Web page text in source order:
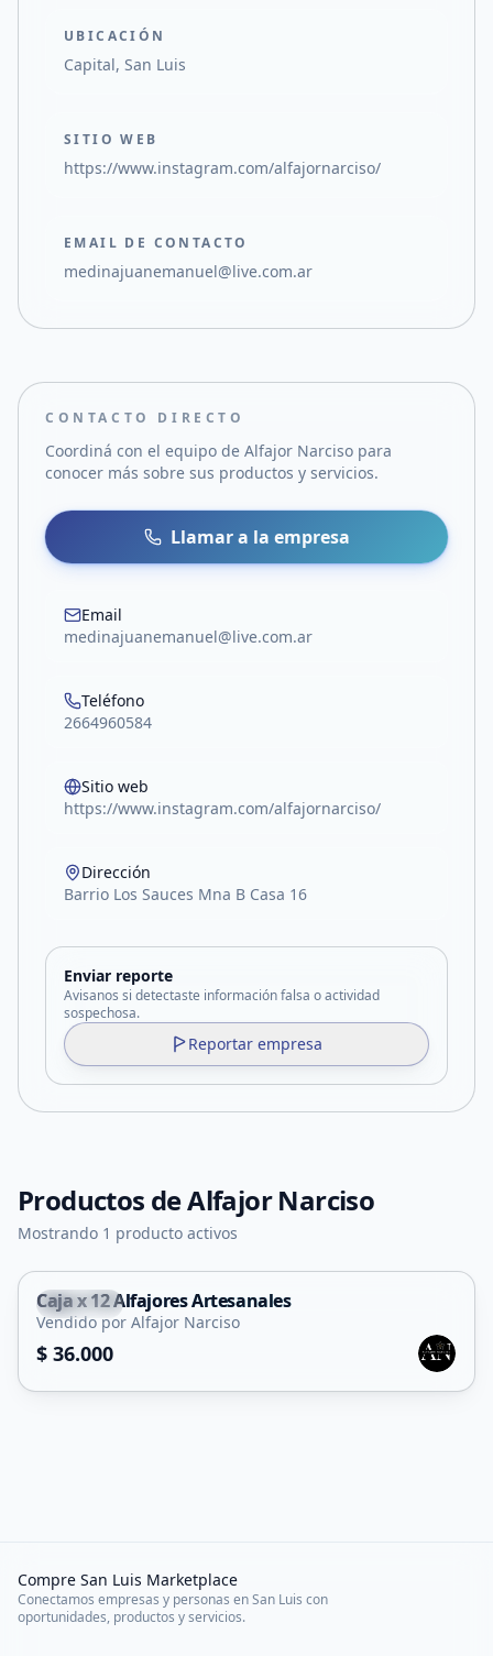
UBICACIÓN
Capital, San Luis
SITIO WEB
https://www.instagram.com/alfajornarciso/
EMAIL DE CONTACTO
medinajuanemanuel@live.com.ar
CONTACTO DIRECTO
Coordiná con el equipo de Alfajor Narciso para
conocer más sobre sus productos y servicios.
Llamar a la empresa
Email
medinajuanemanuel@live.com.ar
Teléfono
2664960584
Sitio web
https://www.instagram.com/alfajornarciso/
Dirección
Barrio Los Sauces Mna B Casa 16
Enviar reporte
Avisanos si detectaste información falsa o actividad
sospechosa.
Reportar empresa
Productos deAlfajor Narciso
Mostrando 1 producto activos
Capital
Caja x 12 Alfajores Artesanales
Vendido por Alfajor Narciso
$ 36.000
Compre San Luis Marketplace
Conectamos empresas y personas en San Luis con
oportunidades, productos y servicios.